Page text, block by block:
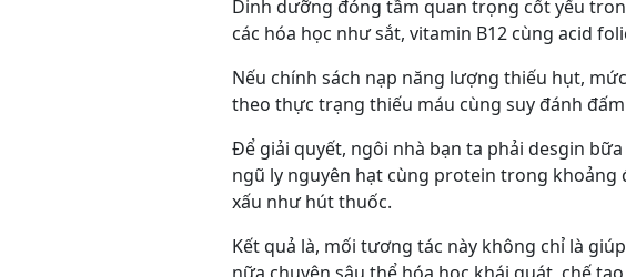
Dinh dưỡng đóng tầm quan trọng cốt yếu
các hóa học như sắt, vitamin B12 cùng acid
Nếu chính sách nạp năng lượng thiếu hụt,
theo thực trạng thiếu máu cùng suy đánh
Để giải quyết, ngôi nhà bạn ta phải desgin
ngũ ly nguyên hạt cùng protein trong khoảng
xấu như hút thuốc.
Kết quả là, mối tương tác này không chỉ là